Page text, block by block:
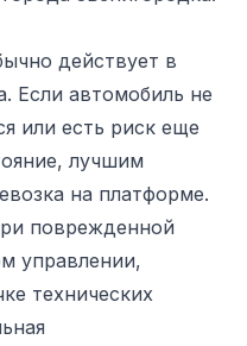
действует в
Если автомобиль не
или есть риск еще
лучшим
на платформе.
поврежденной
управлении,
технических